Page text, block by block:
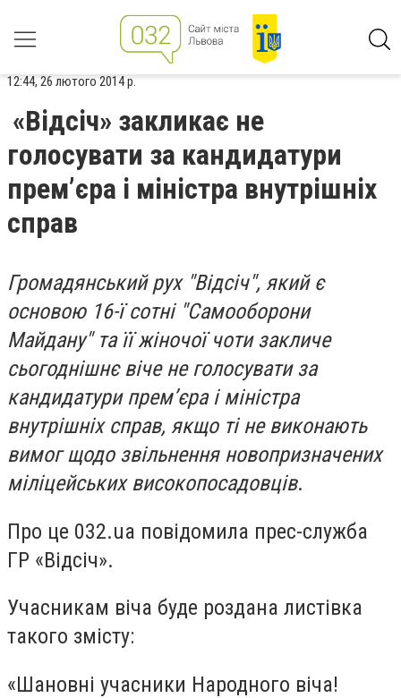
12:44, 26 лютого 2014 р.
«Відсіч» закликає не
голосувати за кандидатури
прем’єра і міністра внутрішніх
справ
Громадянський рух "Відсіч", який є
основою 16-ї сотні "Самооборони
Майдану" та її жіночої чоти закличе
сьогоднішнє віче не голосувати за
кандидатури прем’єра і міністра
внутрішніх справ, якщо ті не виконають
вимог щодо звільнення новопризначених
міліцейських високопосадовців.
Про це 032.ua повідомила прес-служба
ГР «Відсіч».
Учасникам віча буде роздана листівка
такого змісту:
«Шановні учасники Народного віча!